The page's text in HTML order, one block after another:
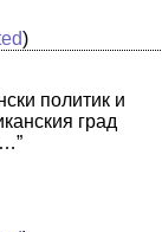
)
политик и
град